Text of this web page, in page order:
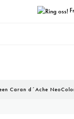
Caran d´Ache